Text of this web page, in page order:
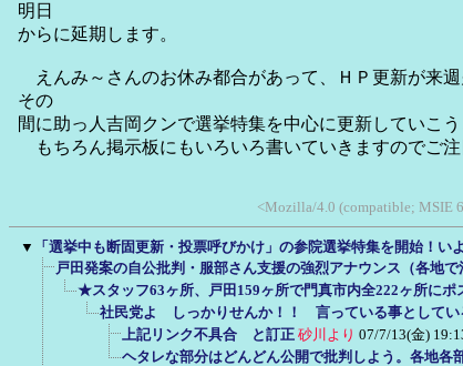
明日
からに延期します。
えんみ～さんのお休み都合があって、ＨＰ更新が来週
その
間に助っ人吉岡クンで選挙特集を中心に更新していこう
もちろん掲示板にもいろいろ書いていきますのでご注
<Mozilla/4.0 (compatible; MSIE
▼ 「選挙中も断固更新・投票呼びかけ」の参院選挙特集を開始！い
戸田発案の自公批判・服部さん支援の強烈アナウンス（各地で
★スタッフ63ヶ所、戸田159ヶ所で門真市内全222ヶ所にポ
社民党よ しっかりせんか！！ 言っている事としてい
上記リンク不具合 と訂正 砂川より 07/7/13(金)
ヘタレな部分はどんどん公開で批判しよう。各地各